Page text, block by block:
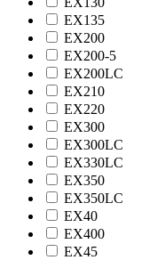
EX135
EX200
EX200-5
EX200LC
EX210
EX220
EX300
EX300LC
EX330LC
EX350
EX350LC
EX40
EX400
EX45